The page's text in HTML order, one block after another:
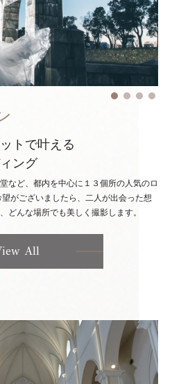
トで叶える
ング
など、都内を中心に１３個所の人気のロ
がございましたら、二人が出会った想
どんな場所でも美しく撮影します。
All